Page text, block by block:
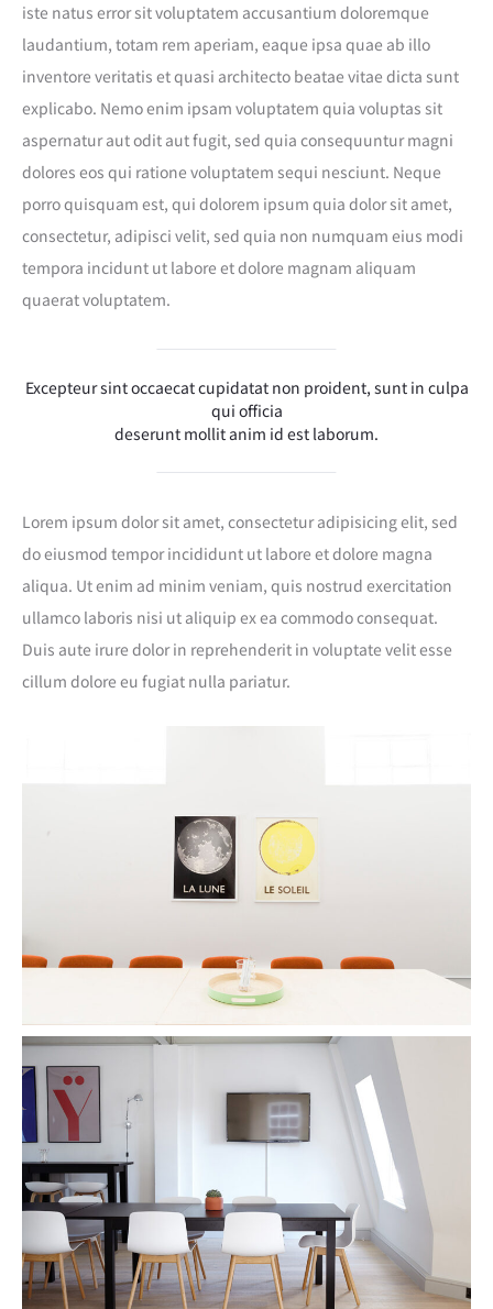
iste natus error sit voluptatem accusantium doloremque
laudantium, totam rem aperiam, eaque ipsa quae ab illo
inventore veritatis et quasi architecto beatae vitae dicta sunt
explicabo. Nemo enim ipsam voluptatem quia voluptas sit
aspernatur aut odit aut fugit, sed quia consequuntur magni
dolores eos qui ratione voluptatem sequi nesciunt. Neque
porro quisquam est, qui dolorem ipsum quia dolor sit amet,
consectetur, adipisci velit, sed quia non numquam eius modi
tempora incidunt ut labore et dolore magnam aliquam
quaerat voluptatem.
Excepteur sint occaecat cupidatat non proident, sunt in culpa
qui officia
deserunt mollit anim id est laborum.
Lorem ipsum dolor sit amet, consectetur adipisicing elit, sed
do eiusmod tempor incididunt ut labore et dolore magna
aliqua. Ut enim ad minim veniam, quis nostrud exercitation
ullamco laboris nisi ut aliquip ex ea commodo consequat.
Duis aute irure dolor in reprehenderit in voluptate velit esse
cillum dolore eu fugiat nulla pariatur.